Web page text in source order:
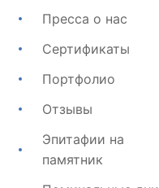
Пресса о нас
Сертификаты
Портфолио
Отзывы
Эпитафии на
памятник